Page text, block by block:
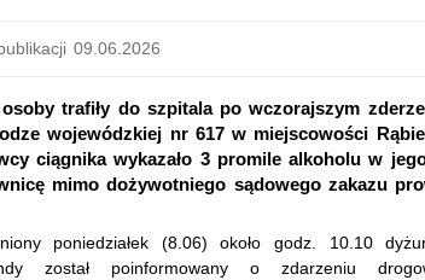
09.06.2026
trafiły do szpitala po wczorajszym
wojewódzkiej nr 617 w miejscowości
ciągnika wykazało 3 promile alkoholu w
mimo dożywotniego sądowego zakazu
poniedziałek (8.06) około godz. 10.10
został poinformowany o zdarzeniu